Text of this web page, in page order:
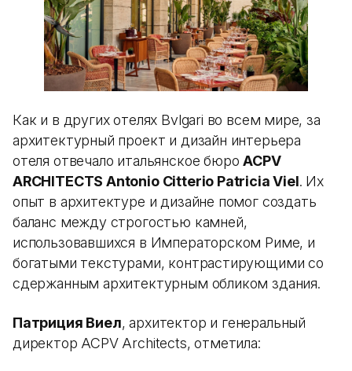
Как и в других отелях Bvlgari во всем мире, за
архитектурный проект и дизайн интерьера
отеля отвечало итальянское бюроACPV
ARCHITECTS Antonio Citterio Patricia Viel. Их
опыт в архитектуре и дизайне помог создать
баланс между строгостью камней,
использовавшихся в Императорском Риме, и
богатыми текстурами, контрастирующими со
сдержанным архитектурным обликом здания.
Патриция Виел, архитектор и генеральный
директор ACPV Architects, отметила: